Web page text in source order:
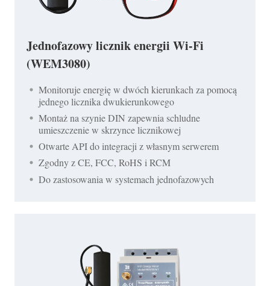
Jednofazowy licznik energii Wi-Fi
(WEM3080)
Monitoruje energię w dwóch kierunkach za pomocą
jednego licznika dwukierunkowego
Montaż na szynie DIN zapewnia schludne
umieszczenie w skrzynce licznikowej
Otwarte API do integracji z własnym serwerem
Zgodny z CE, FCC, RoHS i RCM
Do zastosowania w systemach jednofazowych